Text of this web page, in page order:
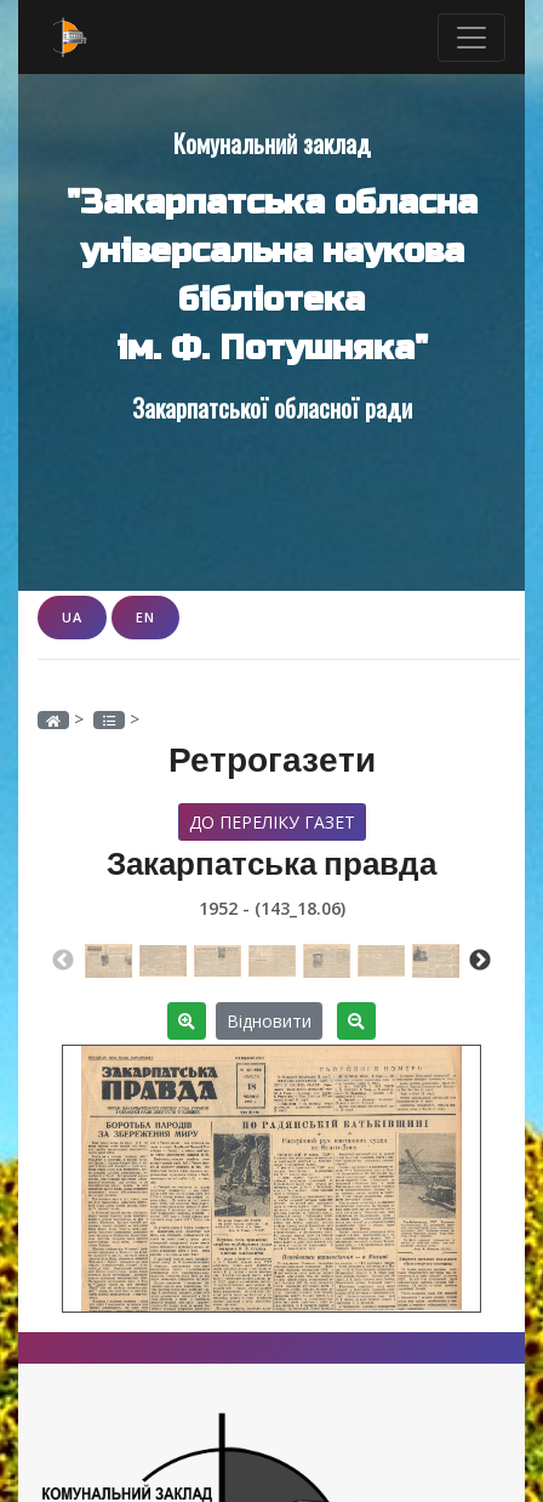
Комунальний заклад
"Закарпатська обласна
універсальна наукова
бібліотека
ім. Ф. Потушняка"
Закарпатської обласної ради
UA EN
> >
Ретрогазети
ДО ПЕРЕЛІКУ ГАЗЕТ
Закарпатська правда
1952 - (143_18.06)
Відновити